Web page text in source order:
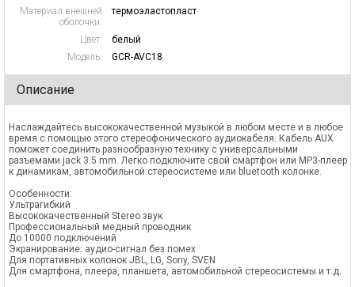
Материал внешней
оболочки:
термоэластопласт
Цвет:
белый
Модель:
GCR-AVC18
Описание
Наслаждайтесь высококачественной музыкой в любом месте и в любое
время с помощью этого стереофонического аудиокабеля. Кабель AUX
поможет соединить разнообразную технику с универсальными
разъемами jack 3.5 mm. Легко подключите свой смартфон или MP3-плеер
к динамикам, автомобильной стереосистеме или bluetooth колонке.
Особенности:
Ультрагибкий
Высококачественный Stereo звук
Профессиональный медный проводник
До 10000 подключений
Экранирование: аудио-сигнал без помех
Для портативных колонок JBL, LG, Sony, SVEN
Для смартфона, плеера, планшета, автомобильной стереосистемы и т.д.